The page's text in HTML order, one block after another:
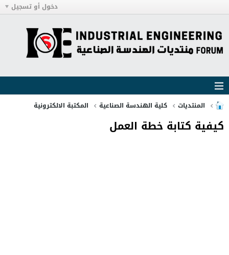
دخول أو تسجيل
المنتديات كلية الهندسة الصناعية المكتبة الالكترونية
كيفية كتابة خطة العمل